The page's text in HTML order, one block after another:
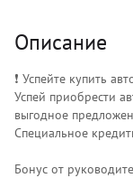
Описание
❗️ Успейте купить
Успей приобрести
выгодное
Специальное
Бонус от